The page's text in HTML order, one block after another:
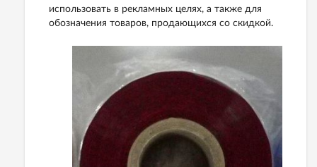
использовать в рекламных целях, а также для
обозначения товаров, продающихся со скидкой.